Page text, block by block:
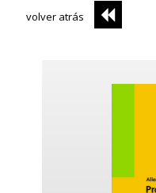
volver atrás